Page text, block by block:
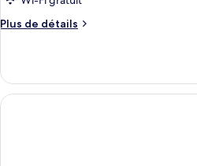
chambre :
très
Plus de détails
Plus
le
type
de